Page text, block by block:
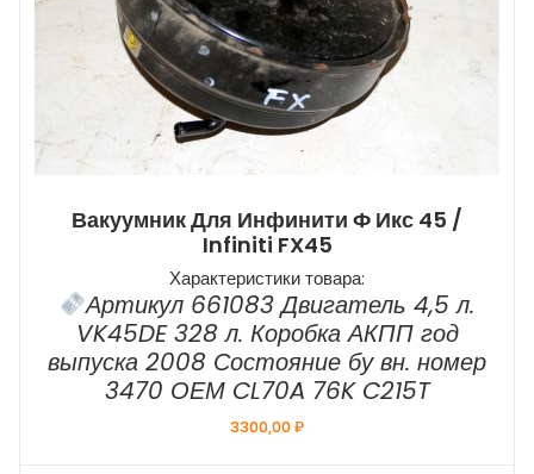
Вакуумник Для Инфинити Ф Икс 45 /
Infiniti FX45
Характеристики товара:
Артикул 661083 Двигатель 4,5 л.
VK45DE 328 л. Коробка АКПП год
выпуска 2008 Состояние бу вн. номер
3470 ОЕМ CL70A 76K C215T
3300,00₽